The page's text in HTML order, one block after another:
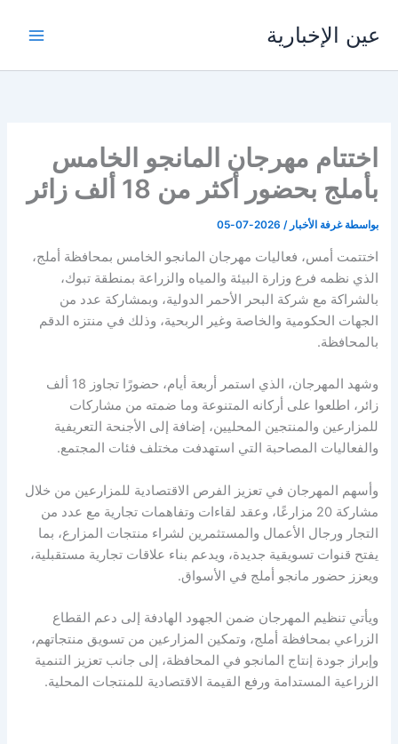
المحتوى
عين الإخبارية
اختتام مهرجان المانجو الخامس
بأملج بحضور أكثر من 18 ألف زائر
بواسطة غرفة الأخبار/
2026-07-05
اختتمت أمس، فعاليات مهرجان المانجو الخامس بمحافظة أملج،
الذي نظمه فرع وزارة البيئة والمياه والزراعة بمنطقة تبوك،
بالشراكة مع شركة البحر الأحمر الدولية، وبمشاركة عدد من
الجهات الحكومية والخاصة وغير الربحية، وذلك في منتزه الدقم
بالمحافظة.
وشهد المهرجان، الذي استمر أربعة أيام، حضورًا تجاوز 18 ألف
زائر، اطلعوا على أركانه المتنوعة وما ضمته من مشاركات
للمزارعين والمنتجين المحليين، إضافة إلى الأجنحة التعريفية
والفعاليات المصاحبة التي استهدفت مختلف فئات المجتمع.
وأسهم المهرجان في تعزيز الفرص الاقتصادية للمزارعين من خلال
مشاركة 20 مزارعًا، وعقد لقاءات وتفاهمات تجارية مع عدد من
التجار ورجال الأعمال والمستثمرين لشراء منتجات المزارع، بما
يفتح قنوات تسويقية جديدة، ويدعم بناء علاقات تجارية مستقبلية،
ويعزز حضور مانجو أملج في الأسواق.
ويأتي تنظيم المهرجان ضمن الجهود الهادفة إلى دعم القطاع
الزراعي بمحافظة أملج، وتمكين المزارعين من تسويق منتجاتهم،
وإبراز جودة إنتاج المانجو في المحافظة، إلى جانب تعزيز التنمية
الزراعية المستدامة ورفع القيمة الاقتصادية للمنتجات المحلية.